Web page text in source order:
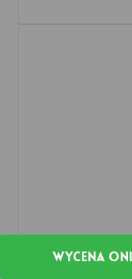
Wycena
Drzwi